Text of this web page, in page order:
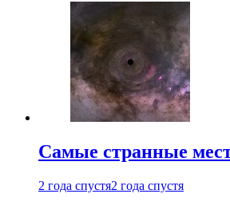
Самые странные
2 года спустя2 года спустя